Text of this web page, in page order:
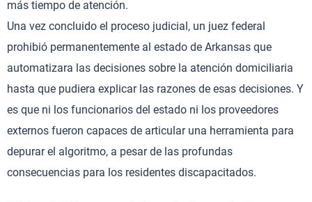
más tiempo de atención.
Una vez concluido el proceso judicial, un juez federal
prohibió permanentemente al estado de Arkansas que
automatizara las decisiones sobre la atención domiciliaria
hasta que pudiera explicar las razones de esas decisiones. Y
es que ni los funcionarios del estado ni los proveedores
externos fueron capaces de articular una herramienta para
depurar el algoritmo, a pesar de las profundas
consecuencias para los residentes discapacitados.